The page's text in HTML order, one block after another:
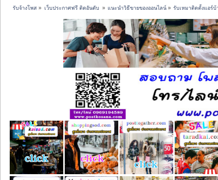
รับจ้างโพส » เว็บประกาศฟรี ติดอันดับ » แนะนำวิธีขายของออนไลน์» รับเหมาติดตั้งแอร์